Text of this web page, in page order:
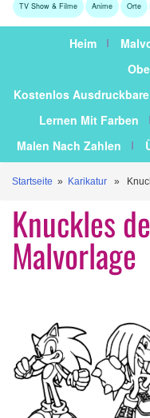
TV Show & Filme Anime Orte
Heim
Kostenlos
Lernen Mit Farben
Malen Nach Zahlen
Startseite » Karikatur »
Knuckles
Malvorlage